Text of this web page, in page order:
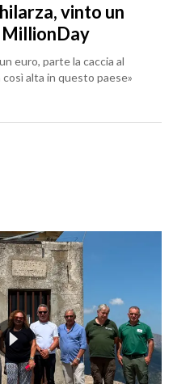
vinto un
MillionDay
euro, parte la caccia al
alta in questo paese»